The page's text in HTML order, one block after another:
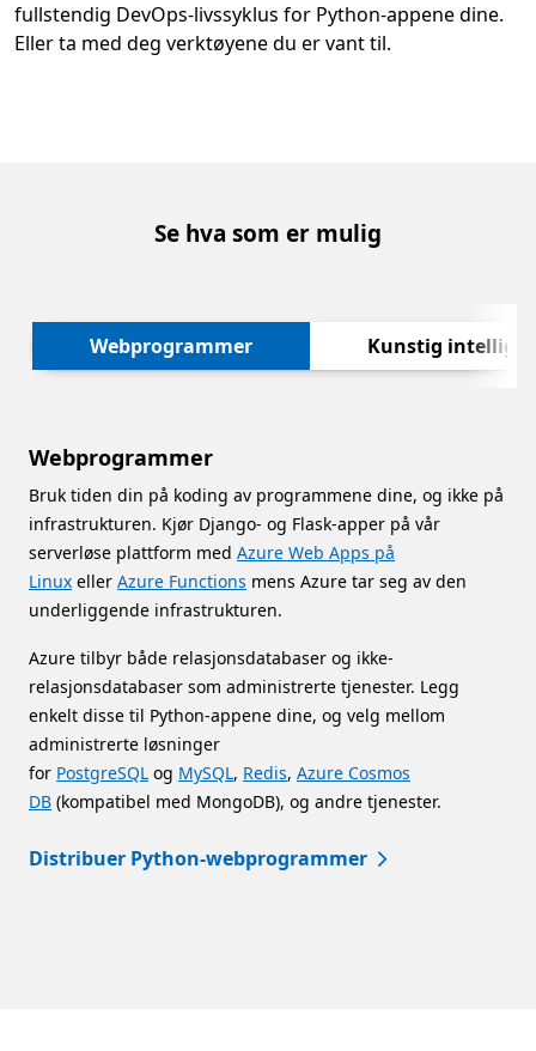
fullstendig DevOps-livssyklus for Python-appene dine.
Eller ta med deg verktøyene du er vant til.
Se hva som er mulig
Webprogrammer Kunstig Neste
Webprogrammer
Bruk tiden din på koding av programmene dine, og ikke på
infrastrukturen. Kjør Django- og Flask-apper på vår
serverløse plattform med Azure Web Apps på
Linux eller Azure Functions mens Azure tar seg av den
underliggende infrastrukturen.
Azure tilbyr både relasjonsdatabaser og ikke-
relasjonsdatabaser som administrerte tjenester. Legg
enkelt disse til Python-appene dine, og velg mellom
administrerte løsninger
for PostgreSQL og MySQL, Redis, Azure Cosmos
DB (kompatibel med MongoDB), og andre tjenester.
Distribuer Python-webprogrammer